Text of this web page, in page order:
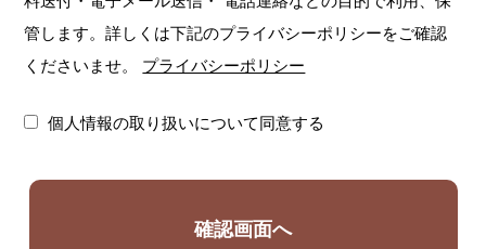
管します。詳しくは下記のプライバシーポリシーをご確認
くださいませ。
プライバシーポリシー
個人情報の取り扱いについて同意する